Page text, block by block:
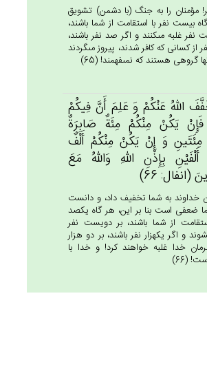
مؤمنان را به جنگ (با دشمن) تشويق
بيست نفر با استقامت از شما باشند،
نفر غلبه مى‏كنند و اگر صد نفر باشند،
از كسانى كه كافر شدند، پيروز مى‏گردند
گروهى هستند كه نمى‏فهمند! (65)
الله‌ُ عَنْكُم‌ْ وَ عَلِم‌َ أَن‌َّ فِيكُم‌ْ
يَكُنْ‌ مِنْكُمْ‌ مِئَة‌ٌ صَابِرَة‌ٌ
مِئَتَين‌ِ وَ إِنْ‌ يَكُنْ‌ مِنْكُم‌ْ أَلْف‌ٌ
أَلْفَيْن‌ِ بِإِذْن‌ِ الله‌ِ وَالله‌ُ مَع‌َ
(انفال: 66)
خداوند به شما تخفيف داد، و دانست
ضعفى است بنا بر اين، هر گاه يكصد
از شما باشند، بر دويست نفر
و اگر يكهزار نفر باشند، بر دو هزار
خدا غلبه خواهند كرد! و خدا با
(66)